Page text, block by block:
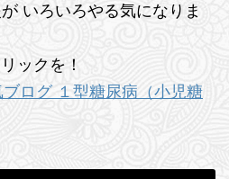
いろいろやる気になりま
ックを！